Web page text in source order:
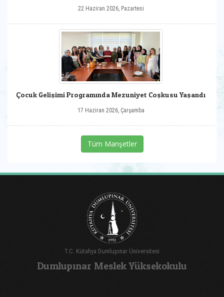
22 Haziran 2026, Pazartesi
Çocuk Gelişimi Programında Mezuniyet Coşkusu Yaşandı
17 Haziran 2026, Çarşamba
Tüm Manşetler
T.C. Kütahya Dumlupınar Üniversitesi
Dumlupınar Meslek Yüksekokulu